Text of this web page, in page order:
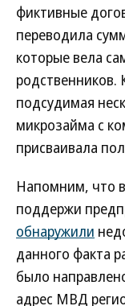
фиктивные
переводила
которые вела
родственников.
подсудимая
микрозайма с
присваивала
Напомним, что
поддержи
обнаружили
данного факта
было
адрес МВД